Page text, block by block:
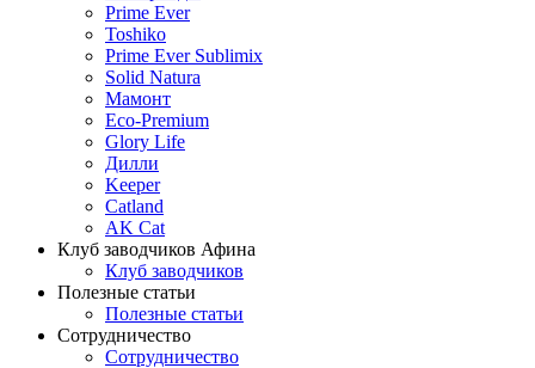
Prime Ever
Toshiko
Prime Ever Sublimix
Solid Natura
Мамонт
Eco-Premium
Glory Life
Дилли
Keeper
Catland
AK Cat
Клуб заводчиков Афина
Клуб заводчиков
Полезные статьи
Полезные статьи
Сотрудничество
Сотрудничество